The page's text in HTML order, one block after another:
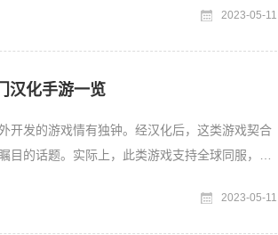
2023-05-11
汉化手游一览
开发的游戏情有独钟。经汉化后，这类游戏契合
的话题。实际上，此类游戏支持全球同服，玩
2023-05-11